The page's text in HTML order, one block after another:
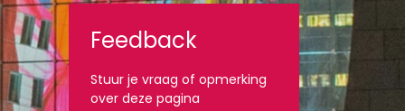
Feedback
Stuur je vraag of opmerking
over deze pagina